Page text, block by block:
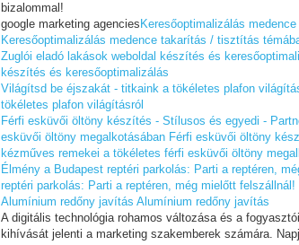
bizalommal!
google marketing agencies Keresőoptimalizálás
Keresőoptimalizálás medence takarítás / tisztítás
Zuglói eladó lakások weboldal készítés és
készítés és keresőoptimalizálás
Világítsd be éjszakát - titkaink a tökéletes plafon
tökéletes plafon világításról
Férfi esküvői öltöny készítés - Stílusos és egyedi -
esküvői öltöny megalkotásában Férfi esküvői öltöny
kézműves remekei a tökéletes férfi esküvői öltöny
Élmény a Budapest reptéri parkolás: Parti a reptéren,
reptéri parkolás: Parti a reptéren, még mielőtt felszállnál!
Alumínium redőny javítás Alumínium redőny javítás
A digitális technológia rohamos változása és a
kihívását jelenti a marketing szakemberek számára.